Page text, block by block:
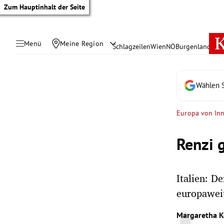
Zum Hauptinhalt der Seite
Menü Meine Region SchlagzeilenWienNÖBurgenland
Wählen
Europa von
Renzi
Italien:
Margaretha